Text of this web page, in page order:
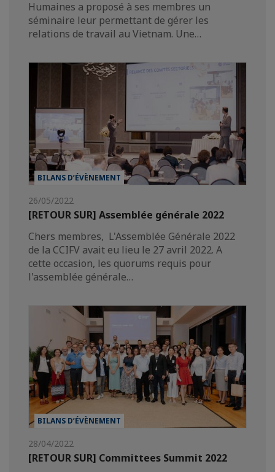
Humaines a proposé à ses membres un
séminaire leur permettant de gérer les
relations de travail au Vietnam. Une…
BILANS D’ÉVÈNEMENT
26/05/2022
[RETOUR SUR] Assemblée générale 2022
Chers membres, L'Assemblée Générale 2022
de la CCIFV avait eu lieu le 27 avril 2022. A
cette occasion, les quorums requis pour
l'assemblée générale…
BILANS D’ÉVÈNEMENT
28/04/2022
[RETOUR SUR] Committees Summit 2022